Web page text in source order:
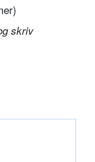
skriv